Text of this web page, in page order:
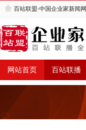
百站联盟-中国企业家新闻网
网站首页 百站联播